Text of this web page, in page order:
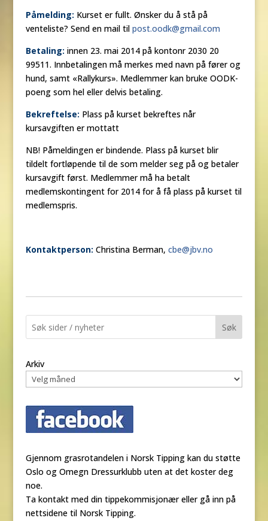
Påmelding: Kurset er fullt. Ønsker du å stå på
venteliste? Send en mail til post.oodk@gmail.com
Betaling: innen 23. mai 2014 på kontonr 2030 20
99511. Innbetalingen må merkes med navn på fører og
hund, samt «Rallykurs». Medlemmer kan bruke OODK-
poeng som hel eller delvis betaling.
Bekreftelse: Plass på kurset bekreftes når
kursavgiften er mottatt
NB! Påmeldingen er bindende. Plass på kurset blir
tildelt fortløpende til de som melder seg på og betaler
kursavgift først. Medlemmer må ha betalt
medlemskontingent for 2014 for å få plass på kurset til
medlemspris.
Kontaktperson: Christina Berman, cbe@jbv.no
Søk
Arkiv
Gjennom grasrotandelen i Norsk Tipping kan du støtte
Oslo og Omegn Dressurklubb uten at det koster deg
noe.
Ta kontakt med din tippekommisjonær eller gå inn på
nettsidene til Norsk Tipping.